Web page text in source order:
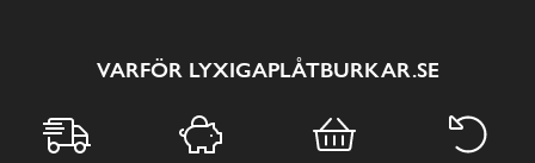
VARFÖR LYXIGAPLÅTBURKAR.SE